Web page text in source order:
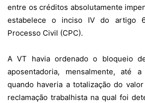
entre os créditos absolutamente
estabelece o inciso IV do artigo
Processo Civil (CPC).
A VT havia ordenado o bloqueio
aposentadoria, mensalmente, até
quando haveria a totalização do
reclamação trabalhista na qual foi